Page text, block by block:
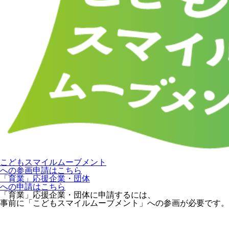
こどもスマイルムーブメント
への参画申請はこちら
「育業」応援企業・団体
への申請はこちら
「育業」応援企業・団体に申請するには、
事前に「こどもスマイルムーブメント」への参画が必要です。